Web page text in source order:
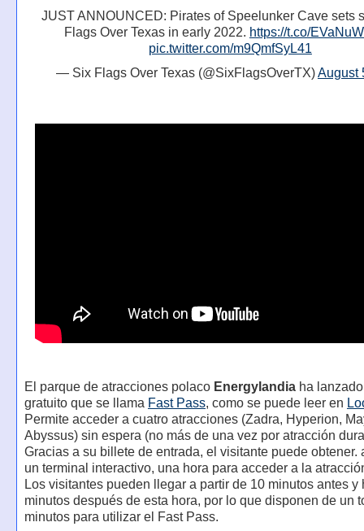
JUST ANNOUNCED: Pirates of Speelunker Cave sets
Flags Over Texas in early 2022. https://t.co/
pic.twitter.com/m9QmfSyL41
— Six Flags Over Texas (@SixFlagsOverTX)August
El parque de atracciones polaco Energylandiaha
gratuito que se llama Fast Pass, como se puede leer en
Permite acceder a cuatro atracciones (Zadra, Hyperion,
Abyssus) sin espera (no más de una vez por atracción
Gracias a su billete de entrada, el visitante puede obtener.
un terminal interactivo, una hora para acceder a la
Los visitantes pueden llegar a partir de 10 minutos antes y
minutos después de esta hora, por lo que disponen de un
minutos para utilizar el Fast Pass.